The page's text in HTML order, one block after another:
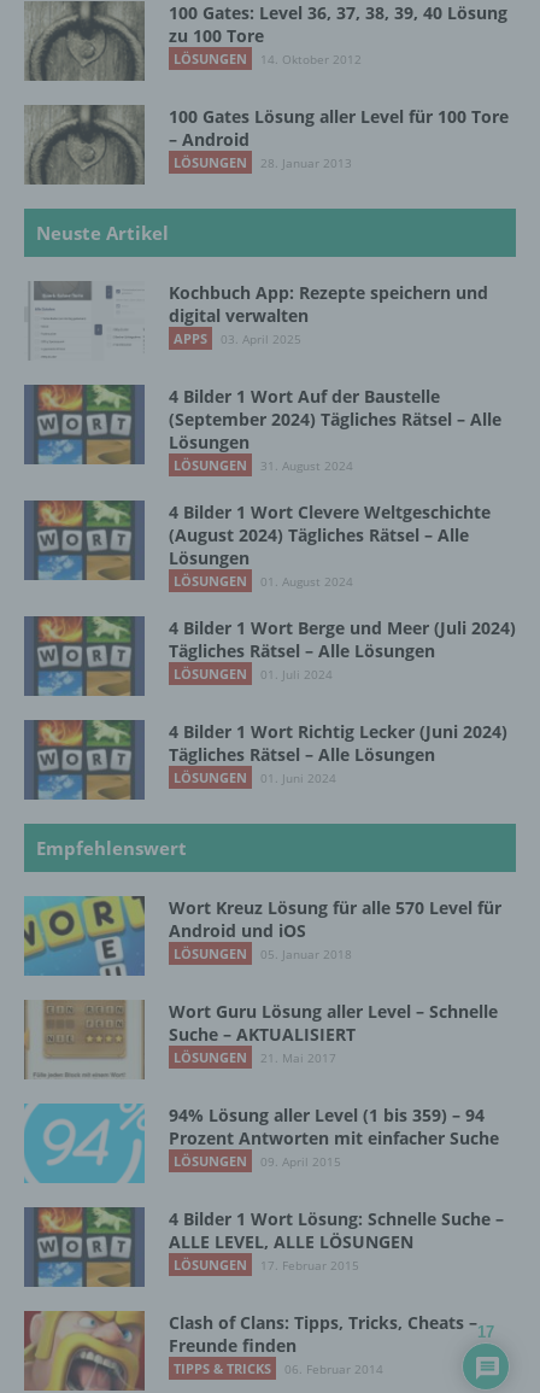
100 Gates: Level 36, 37, 38, 39, 40 Lösung
zu 100 Tore
LÖSUNGEN 14. Oktober 2012
100 Gates Lösung aller Level für 100 Tore
– Android
LÖSUNGEN 28. Januar 2013
Neuste Artikel
Kochbuch App: Rezepte speichern und
digital verwalten
APPS 03. April 2025
4 Bilder 1 Wort Auf der Baustelle
(September 2024) Tägliches Rätsel – Alle
Lösungen
LÖSUNGEN 31. August 2024
4 Bilder 1 Wort Clevere Weltgeschichte
(August 2024) Tägliches Rätsel – Alle
Lösungen
LÖSUNGEN 01. August 2024
4 Bilder 1 Wort Berge und Meer (Juli 2024)
Tägliches Rätsel – Alle Lösungen
LÖSUNGEN 01. Juli 2024
4 Bilder 1 Wort Richtig Lecker (Juni 2024)
Tägliches Rätsel – Alle Lösungen
LÖSUNGEN 01. Juni 2024
Empfehlenswert
Wort Kreuz Lösung für alle 570 Level für
Android und iOS
LÖSUNGEN 05. Januar 2018
Wort Guru Lösung aller Level – Schnelle
Suche – AKTUALISIERT
LÖSUNGEN 21. Mai 2017
94% Lösung aller Level (1 bis 359) – 94
Prozent Antworten mit einfacher Suche
LÖSUNGEN 09. April 2015
4 Bilder 1 Wort Lösung: Schnelle Suche –
ALLE LEVEL, ALLE LÖSUNGEN
LÖSUNGEN 17. Februar 2015
Clash of Clans: Tipps, Tricks, Cheats –
Freunde finden
TIPPS & TRICKS 06. Februar 2014
17
dem Unionsrecht oder dem Recht der
Mitgliedstaaten möglicherweise
personenbezogene Daten erhalten, gelten
j) Dritter
Dritter ist eine natürliche oder juristische
Person, Behörde, Einrichtung oder andere
Verantwortlichen, dem Auftragsverarbeiter
und den Personen, die unter der
unmittelbaren Verantwortung des
Auftragsverarbeiters befugt sind, die
personenbezogenen Daten zu verarbeiten.
k) Einwilligung
Einwilligung ist jede von der betroffenen
Person freiwillig für den bestimmten Fall in
abgegebene Willensbekundung in Form
einer Erklärung oder einer sonstigen
eindeutigen bestätigenden Handlung, mit der
sie mit der Verarbeitung der sie betreffenden
personenbezogenen Daten einverstanden
ist.
Name und Anschrift des für die Verarbeitung
Verantwortlicher im Sinne der Datenschutz-
Grundverordnung, sonstiger in den Mitgliedstaaten
Datenschutzgesetze und anderer Bestimmungen
mit datenschutzrechtlichem Charakter ist die:
InnoMobile GmbH
Schlehenweg 20
18069 Lambrechtshagen
DE
Cookies / SessionStorage / LocalStorage
Die Internetseiten verwenden teilweise so